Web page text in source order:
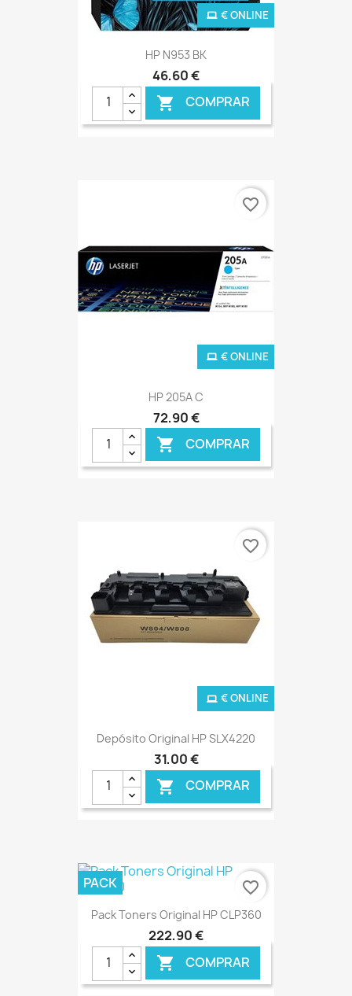
HP N953 BK
46,60 €
 COMPRAR
€ ONLINE
HP 205A C
72,90 €
 COMPRAR
€ ONLINE
favorite_border
Depósito Original HP SLX4220
31,00 €
 COMPRAR
€ ONLINE
favorite_border
Pack Toners Original HP CLP360
222,90 €
 COMPRAR
PACK favorite_border